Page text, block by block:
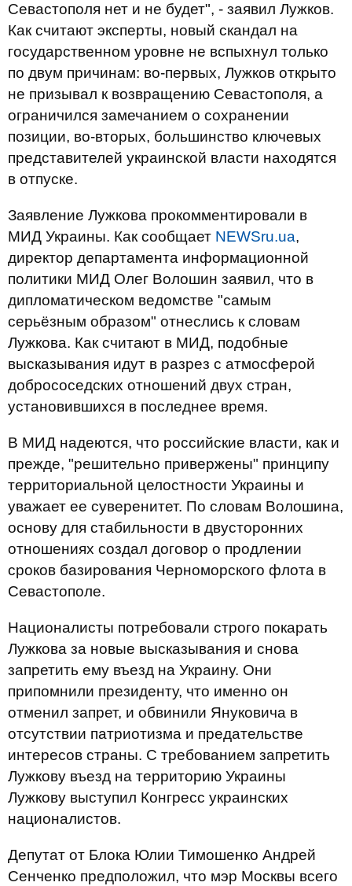
Севастополя нет и не будет", - заявил Лужков.
Как считают эксперты, новый скандал на
государственном уровне не вспыхнул только
по двум причинам: во-первых, Лужков открыто
не призывал к возвращению Севастополя, а
ограничился замечанием о сохранении
позиции, во-вторых, большинство ключевых
представителей украинской власти находятся
в отпуске.
Заявление Лужкова прокомментировали в
МИД Украины. Как сообщает NEWSru.ua,
директор департамента информационной
политики МИД Олег Волошин заявил, что в
дипломатическом ведомстве "самым
серьёзным образом" отнеслись к словам
Лужкова. Как считают в МИД, подобные
высказывания идут в разрез с атмосферой
добрососедских отношений двух стран,
установившихся в последнее время.
В МИД надеются, что российские власти, как и
прежде, "решительно привержены" принципу
территориальной целостности Украины и
уважает ее суверенитет. По словам Волошина,
основу для стабильности в двусторонних
отношениях создал договор о продлении
сроков базирования Черноморского флота в
Севастополе.
Националисты потребовали строго покарать
Лужкова за новые высказывания и снова
запретить ему въезд на Украину. Они
припомнили президенту, что именно он
отменил запрет, и обвинили Януковича в
отсутствии патриотизма и предательстве
интересов страны. С требованием запретить
Лужкову въезд на территорию Украины
Лужкову выступил Конгресс украинских
националистов.
Депутат от Блока Юлии Тимошенко Андрей
Сенченко предположил, что мэр Москвы всего